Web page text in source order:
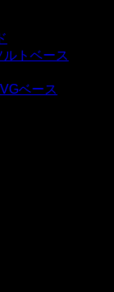
トベース
ベース